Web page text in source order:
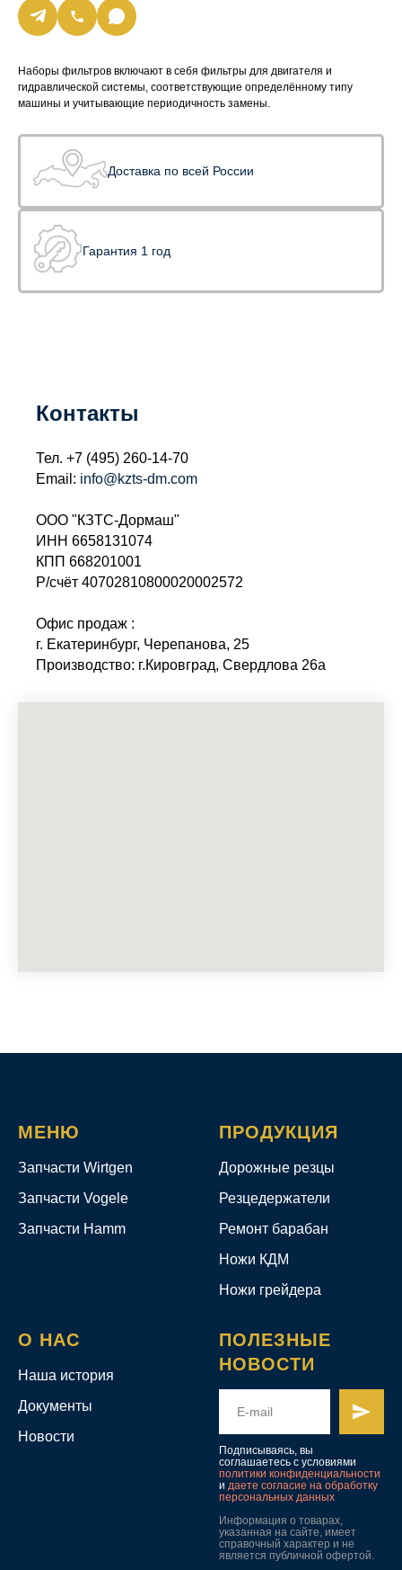
Наборы фильтров включают в себя фильтры для двигателя и
гидравлической системы, соответствующие определённому типу
машины и учитывающие периодичность замены.
Доставка по всей России
Гарантия 1 год
Контакты
Тел. +7 (495) 260-14-70
Email: info@kzts-dm.com
ООО "КЗТС-Дормаш"
ИНН 6658131074
КПП 668201001
Р/счёт 40702810800020002572
Офис продаж :
г. Екатеринбург, Черепанова, 25
Производство: г.Кировград, Свердлова 26а
МЕНЮ
Запчасти Wirtgen
Запчасти Vogele
Запчасти Hamm
ПРОДУКЦИЯ
Дорожные резцы
Резцедержатели
Ремонт барабан
Ножи КДМ
Ножи грейдера
О НАС
Наша история
Документы
Новости
ПОЛЕЗНЫЕ
НОВОСТИ
Подписываясь, вы
соглашаетесь с условиями
политики конфиденциальности
и даете согласие на обработку
персональных данных
Информация о товарах,
указанная на сайте, имеет
справочный характер и не
является публичной офертой.